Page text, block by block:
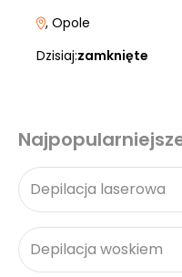
, Opole
Dzisiaj:zamknięte
Depilacja laserowa
Depilacja woskiem